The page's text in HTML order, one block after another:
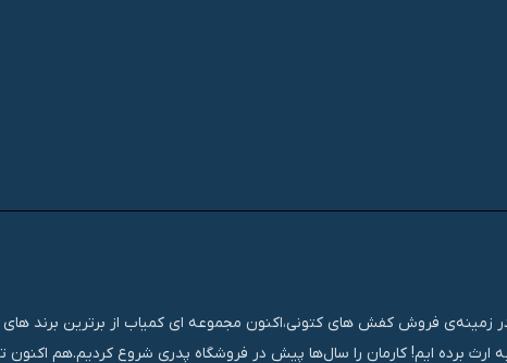
مستمر و موفق در زمینه‌ی فروش کفش های کتونی،اکنون مجموعه ای کمیاب از برترین برند
برده ایم! کارمان را سال‌ها پیش در فروشگاه پدری شروع کردیم.هم اکنون